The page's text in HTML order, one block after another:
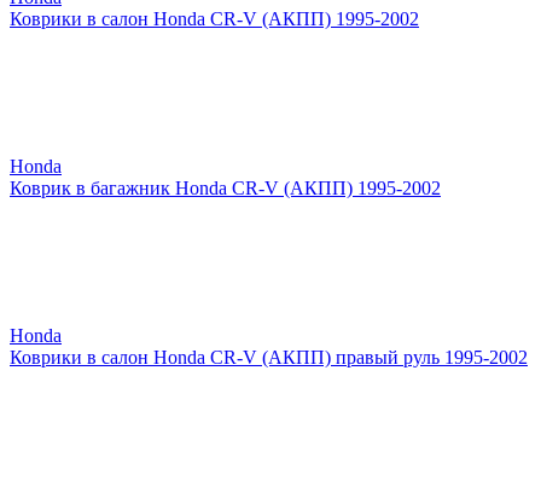
Коврики в салон Honda CR-V (АКПП) 1995-2002
Honda
Коврик в багажник Honda CR-V (АКПП) 1995-2002
Honda
Коврики в салон Honda CR-V (АКПП) правый руль 1995-2002